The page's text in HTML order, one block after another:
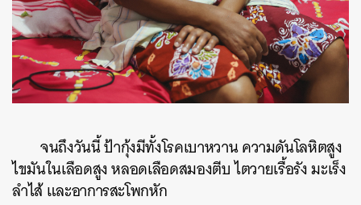
จนถึงวันนี้ ป้ากุ้งมีทั้งโรคเบาหวาน ความดันโลหิตสูง
ไขมันในเลือดสูง หลอดเลือดสมองตีบ ไตวายเรื้อรัง มะเร็ง
ลำไส้ และอาการสะโพกหัก